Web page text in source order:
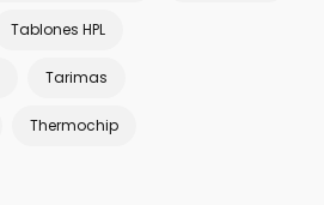
Tablones HPL
Tarimas
Thermochip